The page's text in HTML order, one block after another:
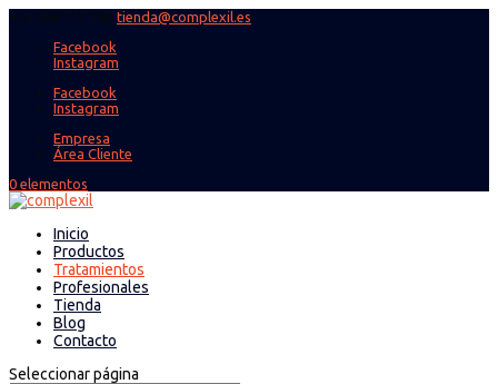
+34 938 717 289 tienda@complexil.es
Facebook
Instagram
Facebook
Instagram
Empresa
Área Cliente
0 elementos
Inicio
Productos
Tratamientos
Profesionales
Tienda
Blog
Contacto
Seleccionar página